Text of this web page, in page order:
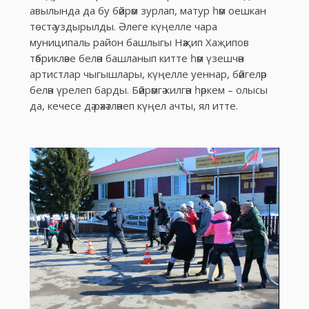
авылында да бу бәйрәм зурлап, матур һәм оешкан
төстә уздырылды. Әлеге күңелле чара
муниципаль район башлыгы Нәҗип Хаҗипов
тәбрикләве белән башланып китте һәм үзешчән
артистлар чыгышлары, күңелле уеннар, бәйгеләр
белән үрелеп барды. Бәйрәмгә килгән һәркем – олысы
да, кечесе дә рәхәтләнеп күңел ачты, ял итте.